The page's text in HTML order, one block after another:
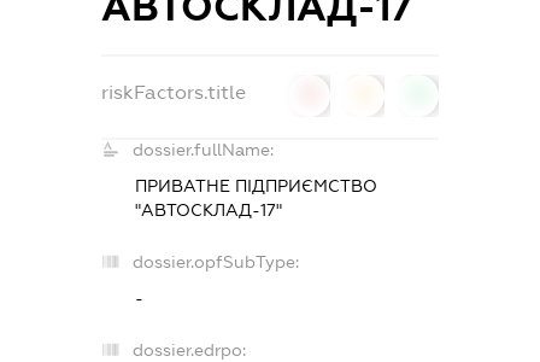
riskFactors.title
dossier.fullName:
ПРИВАТНЕ ПІДПРИЄМСТВО
"АВТОСКЛАД-17"
dossier.opfSubType:
-
dossier.edrpo: